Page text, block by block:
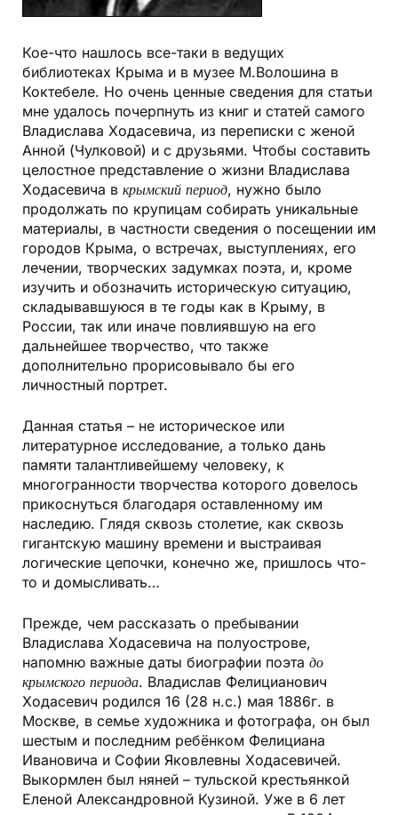
Кое-что нашлось все-таки в ведущих
библиотеках Крыма и в музее М.Волошина в
Коктебеле. Но очень ценные сведения для статьи
мне удалось почерпнуть из книг и статей самого
Владислава Ходасевича, из переписки с женой
Анной (Чулковой) и с друзьями. Чтобы составить
целостное представление о жизни Владислава
Ходасевича в крымский период, нужно было
продолжать по крупицам собирать уникальные
материалы, в частности сведения о посещении им
городов Крыма, о встречах, выступлениях, его
лечении, творческих задумках поэта, и, кроме
изучить и обозначить историческую ситуацию,
складывавшуюся в те годы как в Крыму, в
России, так или иначе повлиявшую на его
дальнейшее творчество, что также
дополнительно прорисовывало бы его
личностный портрет.
Данная статья – не историческое или
литературное исследование, а только дань
памяти талантливейшему человеку, к
многогранности творчества которого довелось
прикоснуться благодаря оставленному им
наследию. Глядя сквозь столетие, как сквозь
гигантскую машину времени и выстраивая
логические цепочки, конечно же, пришлось что-
то и домысливать…
Прежде, чем рассказать о пребывании
Владислава Ходасевича на полуострове,
напомню важные даты биографии поэта до
крымского периода. Владислав Фелицианович
Ходасевич родился 16 (28 н.с.) мая 1886г. в
Москве, в семье художника и фотографа, он был
шестым и последним ребёнком Фелициана
Ивановича и Софии Яковлевны Ходасевичей.
Выкормлен был няней – тульской крестьянкой
Еленой Александровной Кузиной. Уже в 6 лет